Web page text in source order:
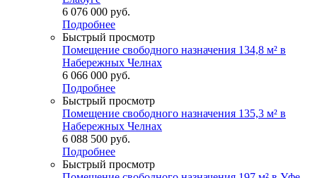
6 076 000 руб.
Подробнее
Быстрый просмотр
Помещение свободного назначения 134,8 м² в
Набережных Челнах
6 066 000 руб.
Подробнее
Быстрый просмотр
Помещение свободного назначения 135,3 м² в
Набережных Челнах
6 088 500 руб.
Подробнее
Быстрый просмотр